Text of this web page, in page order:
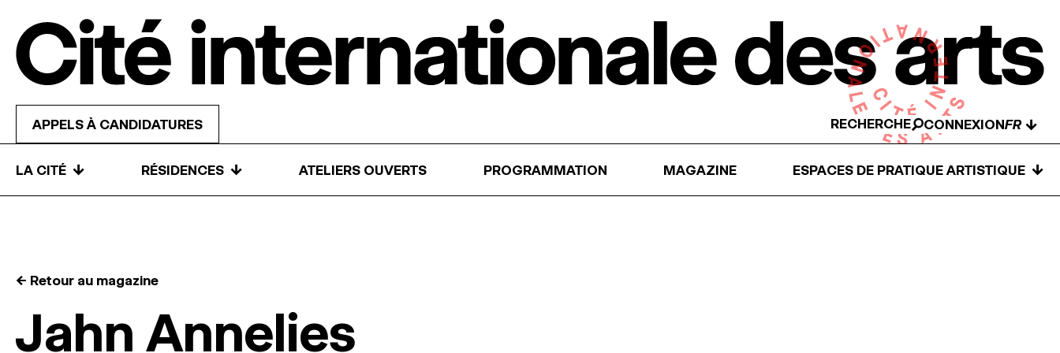
APPELS À CANDIDATURES RECHERCHE CONNEXION ↓
LA CITÉ ↓ RÉSIDENCES ↓ ATELIERS OUVERTS PROGRAMMATION MAGAZINE ESPACES DE PRATIQUE ARTISTIQUE ↓
← Retour au magazine
Jahn Annelies